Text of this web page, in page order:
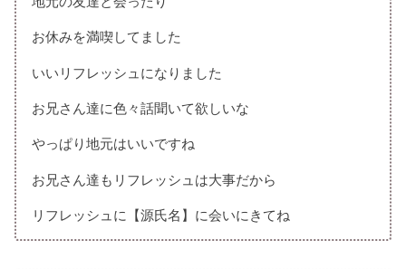
お休みを満喫してました
いいリフレッシュになりました
お兄さん達に色々話聞いて欲しいな
やっぱり地元はいいですね
お兄さん達もリフレッシュは大事だから
リフレッシュに【源氏名】に会いにきてね